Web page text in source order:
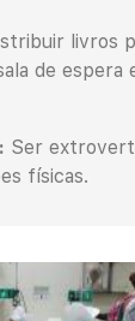
livros
de espera
Ser
físicas.